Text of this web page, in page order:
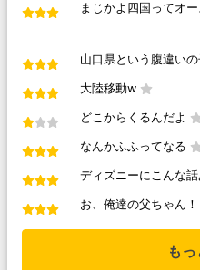
まじかよ四国ってオ
山口県という腹違い
大陸移動w
どこからくるんだよ
なんかふふってなる
ディズニーにこんな
お、俺達の父ちゃん！
も